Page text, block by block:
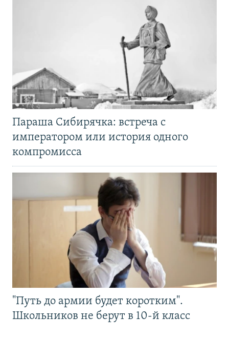
Параша Сибирячка: встреча с
императором или история одного
компромисса
"Путь до армии будет коротким".
Школьников не берут в 10-й класс